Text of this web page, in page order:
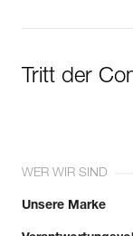
Tritt der
WER WIR SIND
Unsere Marke